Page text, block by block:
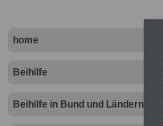
home
Beihilfe
Beihilfe in Bund und Ländern